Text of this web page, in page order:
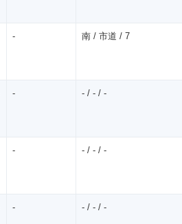
- 南 / 市道 / 7
- - / - / -
- - / - / -
- - / - / -